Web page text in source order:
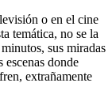
o en el cine
temática, no se la
sus miradas
escenas donde
extrañamente